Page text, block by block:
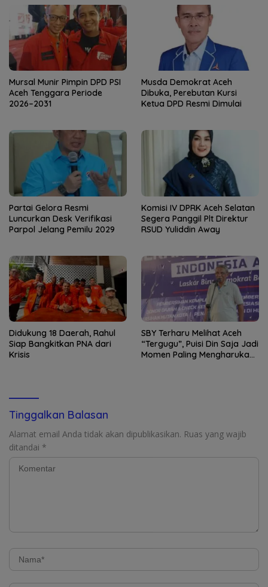
Mursal Munir Pimpin DPD PSI
Aceh Tenggara Periode
2026–2031
Musda Demokrat Aceh
Dibuka, Perebutan Kursi
Ketua DPD Resmi Dimulai
Partai Gelora Resmi
Luncurkan Desk Verifikasi
Parpol Jelang Pemilu 2029
Komisi IV DPRK Aceh Selatan
Segera Panggil Plt Direktur
RSUD Yuliddin Away
Didukung 18 Daerah, Rahul
Siap Bangkitkan PNA dari
Krisis
SBY Terharu Melihat Aceh
“Tergugu”, Puisi Din Saja Jadi
Momen Paling Mengharukan
Tinggalkan Balasan
Alamat email Anda tidak akan dipublikasikan. Ruas yang wajib
ditandai *